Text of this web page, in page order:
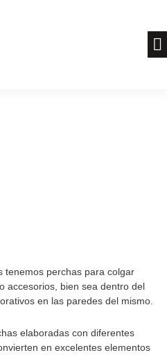
tenemos perchas para colgar
accesorios, bien sea dentro del
en las paredes del mismo.
elaboradas con diferentes
en excelentes elementos